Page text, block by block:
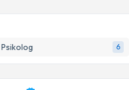
6